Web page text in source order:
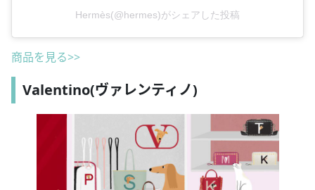
Hermès(@hermes)がシェアした投稿
商品を見る>>
Valentino(ヴァレンティノ)